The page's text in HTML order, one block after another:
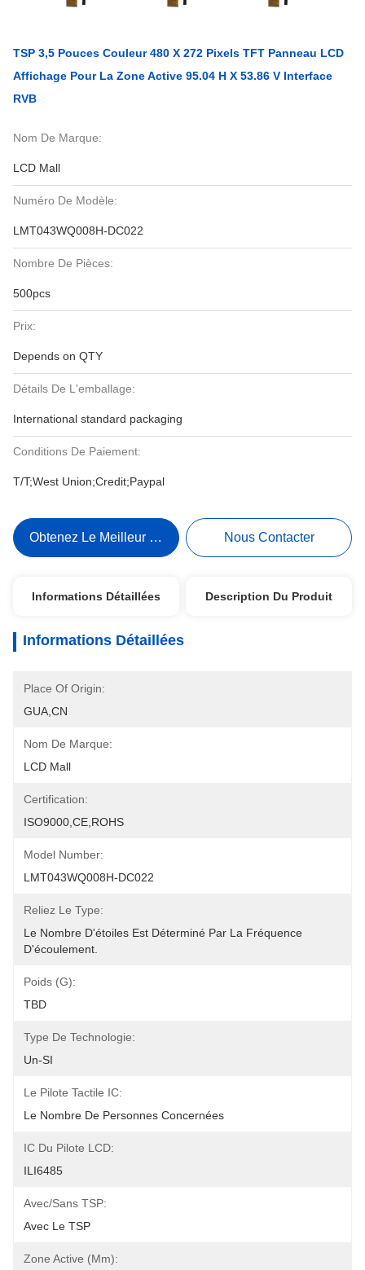
TSP 3,5 Pouces Couleur 480 X 272 Pixels TFT Panneau LCD
Affichage Pour La Zone Active 95.04 H X 53.86 V Interface
RVB
Nom De Marque:
LCD Mall
Numéro De Modèle:
LMT043WQ008H-DC022
Nombre De Pièces:
500pcs
Prix:
Depends on QTY
Détails De L'emballage:
International standard packaging
Conditions De Paiement:
T/T;West Union;Credit;Paypal
Obtenez Le Meilleur Prix Nous Contacter
Informations Détaillées Description Du Produit
Informations Détaillées
Place Of Origin:
GUA,CN
Nom De Marque:
LCD Mall
Certification:
ISO9000,CE,ROHS
Model Number:
LMT043WQ008H-DC022
Reliez Le Type:
Le Nombre D'étoiles Est Déterminé Par La Fréquence
D'écoulement.
Poids (G):
TBD
Type De Technologie:
Un-SI
Le Pilote Tactile IC:
Le Nombre De Personnes Concernées
IC Du Pilote LCD:
ILI6485
Avec/Sans TSP:
Avec Le TSP
Zone Active (mm):